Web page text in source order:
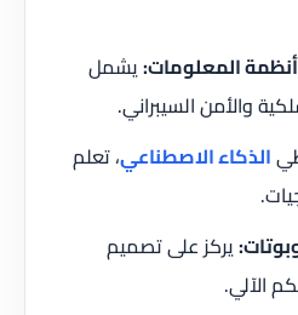
المعلومات:يشمل
والأمن السيبراني.
الذكاء الاصطناعي، تعلم
يركز على تصميم
الآلي.